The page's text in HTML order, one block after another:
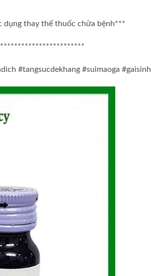
dụng thay thế thuốc chữa bệnh***
#tangsucdekhang #suimaoga